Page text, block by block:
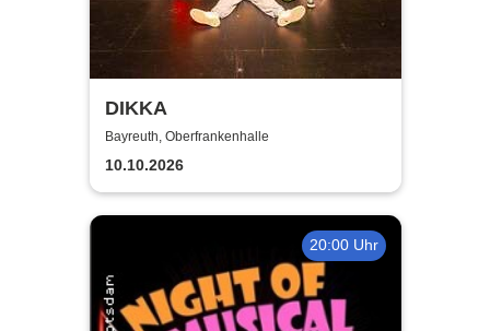
DIKKA
Bayreuth, Oberfrankenhalle
10.10.2026
20:00 Uhr